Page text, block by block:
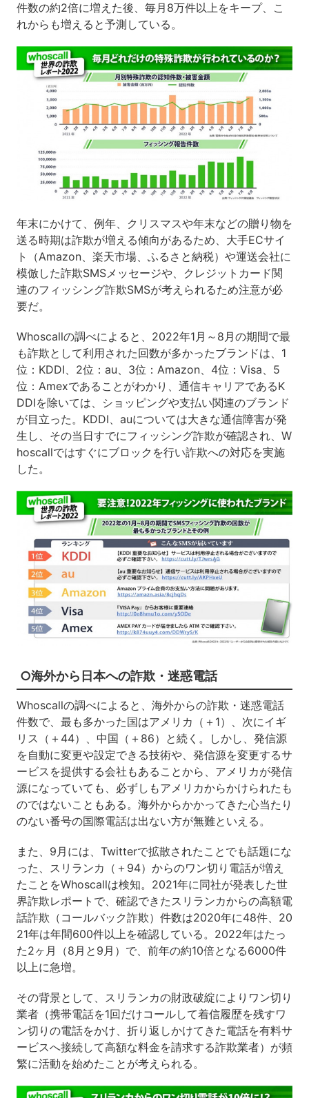
件数の約2倍に増えた後、毎月8万件以上をキープ、こ
れからも増えると予測している。
年末にかけて、例年、クリスマスや年末などの贈り物を
送る時期は詐欺が増える傾向があるため、大手ECサイ
ト（Amazon、楽天市場、ふるさと納税）や運送会社に
模倣した詐欺SMSメッセージや、クレジットカード関
連のフィッシング詐欺SMSが考えられるため注意が必
要だ。
Whoscallの調べによると、2022年1月～8月の期間で最
も詐欺として利用された回数が多かったブランドは、1
位：KDDI、2位：au、3位：Amazon、4位：Visa、5
位：Amexであることがわかり、通信キャリアであるK
DDIを除いては、ショッピングや支払い関連のブランド
が目立った。KDDI、auについては大きな通信障害が発
生し、その当日すでにフィッシング詐欺が確認され、W
hoscallではすぐにブロックを行い詐欺への対応を実施
した。
○海外から日本への詐欺・迷惑電話
Whoscallの調べによると、海外からの詐欺・迷惑電話
件数で、最も多かった国はアメリカ（＋1）、次にイギ
リス（＋44）、中国（＋86）と続く。しかし、発信源
を自動に変更や設定できる技術や、発信源を変更するサ
ービスを提供する会社もあることから、アメリカが発信
源になっていても、必ずしもアメリカからかけられたも
のではないこともある。海外からかかってきた心当たり
のない番号の国際電話は出ない方が無難といえる。
また、9月には、Twitterで拡散されたことでも話題にな
った、スリランカ（＋94）からのワン切り電話が増え
たことをWhoscallは検知。2021年に同社が発表した世
界詐欺レポートで、確認できたスリランカからの高額電
話詐欺（コールバック詐欺）件数は2020年に48件、20
21年は年間600件以上を確認している。2022年はたっ
た2ヶ月（8月と9月）で、前年の約10倍となる6000件
以上に急増。
その背景として、スリランカの財政破綻によりワン切り
業者（携帯電話を1回だけコールして着信履歴を残すワ
ン切りの電話をかけ、折り返しかけてきた電話を有料サ
ービスへ接続して高額な料金を請求する詐欺業者）が頻
繁に活動を始めたことが考えられる。